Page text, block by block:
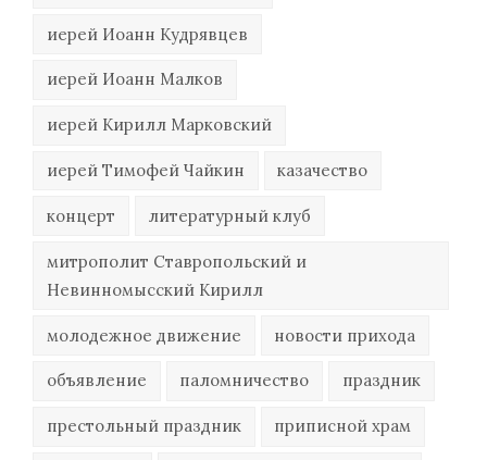
иерей Иоанн Кудрявцев
иерей Иоанн Малков
иерей Кирилл Марковский
иерей Тимофей Чайкин казачество
концерт литературный клуб
митрополит Ставропольский и
Невинномысский Кирилл
молодежное движение новости прихода
объявление паломничество праздник
престольный праздник приписной храм